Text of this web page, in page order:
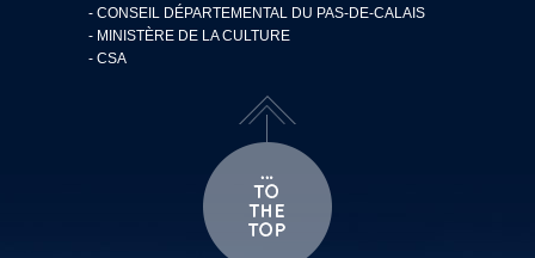
- CONSEIL DÉPARTEMENTAL DU PAS-DE-CALAIS
- MINISTÈRE DE LA CULTURE
- CSA